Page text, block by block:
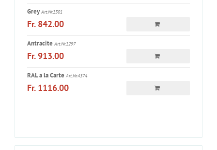
Grey Art.Nr.1301
Fr. 842.00
Antracite Art.Nr.1297
Fr. 913.00
RAL a la Carte Art.Nr.4374
Fr. 1116.00